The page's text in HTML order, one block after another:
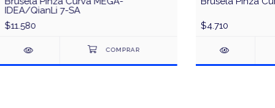
IDEA/QianLi 7-SA
$11.580
$4.710